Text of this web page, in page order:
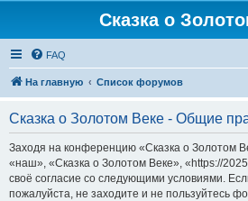
Сказка о
FAQ
На главную Список форумов
Сказка о Золотом Веке - Общие
Заходя на конференцию «Сказка о Золотом
«наш», «Сказка о Золотом Веке», «https://
своё согласие со следующими условиями.
пожалуйста, не заходите и не пользуйтесь